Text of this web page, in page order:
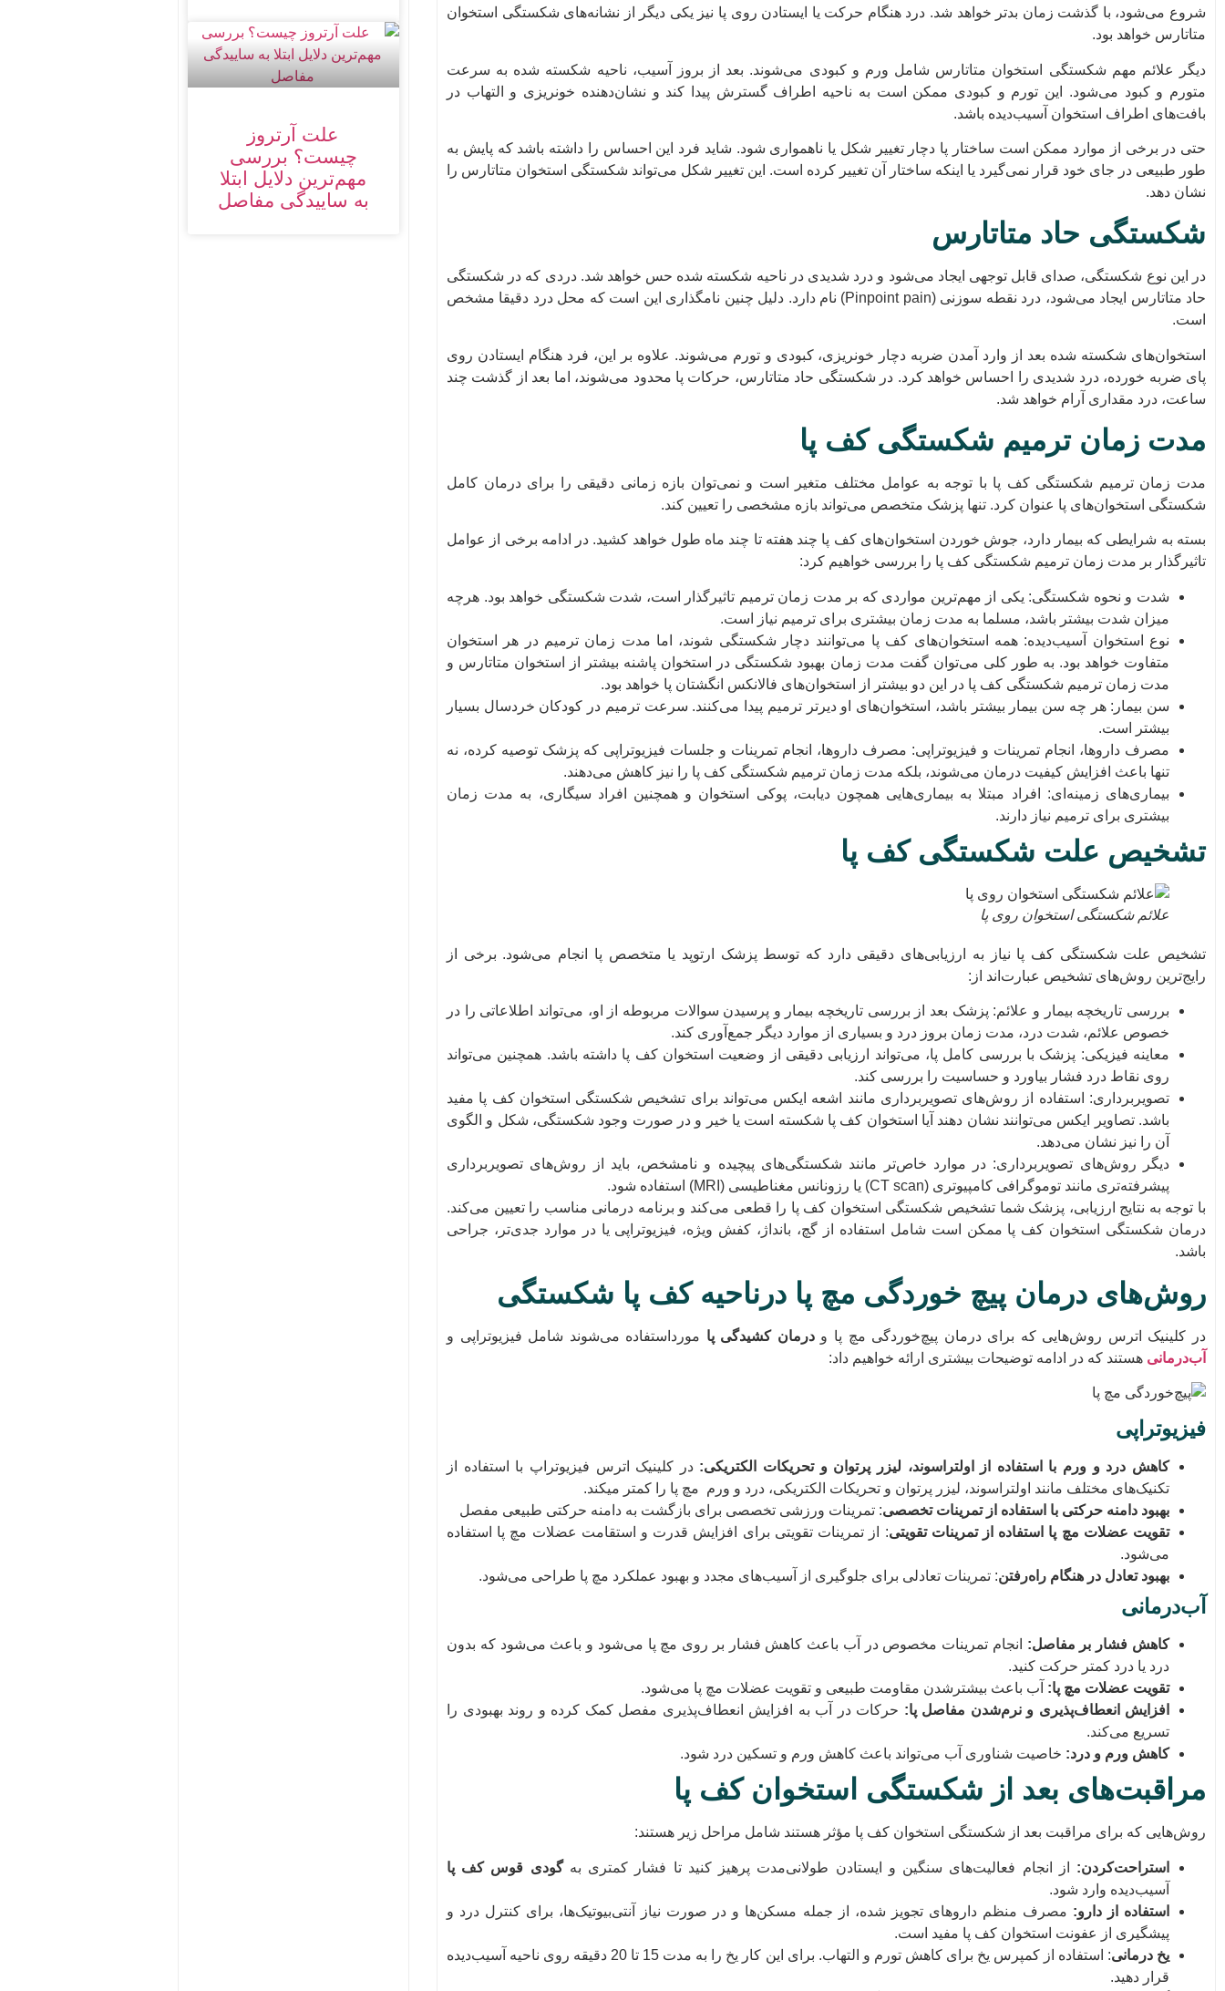
شروع می‌شود، با گذشت زمان بدتر خواهد شد. درد هنگام حرکت یا ایستادن روی پا نیز یکی دیگر از نشانه‌های شکستگی استخوان
متاتارس خواهد بود.
دیگر علائم مهم شکستگی استخوان متاتارس شامل ورم و کبودی می‌شوند. بعد از بروز آسیب، ناحیه شکسته شده به سرعت
متورم و کبود می‌شود. این تورم و کبودی ممکن است به ناحیه اطراف گسترش پیدا کند و نشان‌دهنده خونریزی و التهاب در
بافت‌های اطراف استخوان آسیب‌دیده باشد.
حتی در برخی از موارد ممکن است ساختار پا دچار تغییر شکل یا ناهمواری شود. شاید فرد این احساس را داشته باشد که پایش به
طور طبیعی در جای خود قرار نمی‌گیرد یا اینکه ساختار آن تغییر کرده است. این تغییر شکل می‌تواند شکستگی استخوان متاتارس را
نشان دهد.
شکستگی حاد متاتارس
در این نوع شکستگی، صدای قابل توجهی ایجاد می‌شود و درد شدیدی در ناحیه شکسته شده حس خواهد شد. دردی که در شکستگی
حاد متاتارس ایجاد می‌شود، درد نقطه سوزنی (Pinpoint pain) نام دارد. دلیل چنین نامگذاری این است که محل درد دقیقا مشخص
است.
استخوان‌های شکسته شده بعد از وارد آمدن ضربه دچار خونریزی، کبودی و تورم می‌شوند. علاوه بر این، فرد هنگام ایستادن روی
پای ضربه خورده، درد شدیدی را احساس خواهد کرد. در شکستگی حاد متاتارس، حرکات پا محدود می‌شوند، اما بعد از گذشت چند
ساعت، درد مقداری آرام خواهد شد.
مدت زمان ترمیم شکستگی کف پا
مدت زمان ترمیم شکستگی کف پا با توجه به عوامل مختلف متغیر است و نمی‌توان بازه زمانی دقیقی را برای درمان کامل
شکستگی استخوان‌های پا عنوان کرد. تنها پزشک متخصص می‌تواند بازه مشخصی را تعیین کند.
بسته به شرایطی که بیمار دارد، جوش خوردن استخوان‌های کف پا چند هفته تا چند ماه طول خواهد کشید. در ادامه برخی از عوامل
تاثیرگذار بر مدت زمان ترمیم شکستگی کف پا را بررسی خواهیم کرد:
شدت و نحوه شکستگی: یکی از مهم‌ترین مواردی که بر مدت زمان ترمیم تاثیرگذار است، شدت شکستگی خواهد بود. هرچه
میزان شدت بیشتر باشد، مسلما به مدت زمان بیشتری برای ترمیم نیاز است.
نوع استخوان آسیب‌دیده: همه استخوان‌های کف پا می‌توانند دچار شکستگی شوند، اما مدت زمان ترمیم در هر استخوان
متفاوت خواهد بود. به طور کلی می‌توان گفت مدت زمان بهبود شکستگی در استخوان پاشنه بیشتر از استخوان متاتارس و
مدت زمان ترمیم شکستگی کف پا در این دو بیشتر از استخوان‌های فالانکس انگشتان پا خواهد بود.
سن بیمار: هر چه سن بیمار بیشتر باشد، استخوان‌های او دیرتر ترمیم پیدا می‌کنند. سرعت ترمیم در کودکان خردسال بسیار
بیشتر است.
مصرف داروها، انجام تمرینات و فیزیوتراپی: مصرف داروها، انجام تمرینات و جلسات فیزیوتراپی که پزشک توصیه کرده، نه
تنها باعث افزایش کیفیت درمان می‌شوند، بلکه مدت زمان ترمیم شکستگی کف پا را نیز کاهش می‌دهند.
بیماری‌های زمینه‌ای: افراد مبتلا به بیماری‌هایی همچون دیابت، پوکی استخوان و همچنین افراد سیگاری، به مدت زمان
بیشتری برای ترمیم نیاز دارند.
تشخیص علت شکستگی کف پا
علائم شکستگی استخوان روی پا
تشخیص علت شکستگی کف پا نیاز به ارزیابی‌های دقیقی دارد که توسط پزشک ارتوپد یا متخصص پا انجام می‌شود. برخی از
رایج‌ترین روش‌های تشخیص عبارت‌اند از:
بررسی تاریخچه بیمار و علائم: پزشک بعد از بررسی تاریخچه بیمار و پرسیدن سوالات مربوطه از او، می‌تواند اطلاعاتی را در
خصوص علائم، شدت درد، مدت زمان بروز درد و بسیاری از موارد دیگر جمع‌آوری کند.
معاینه فیزیکی: پزشک با بررسی کامل پا، می‌تواند ارزیابی دقیقی از وضعیت استخوان کف پا داشته باشد. همچنین می‌تواند
روی نقاط درد فشار بیاورد و حساسیت را بررسی کند.
تصویربرداری: استفاده از روش‌های تصویربرداری مانند اشعه ایکس می‌تواند برای تشخیص شکستگی استخوان کف پا مفید
باشد. تصاویر ایکس می‌توانند نشان دهند آیا استخوان کف پا شکسته است یا خیر و در صورت وجود شکستگی، شکل و الگوی
آن را نیز نشان می‌دهد.
دیگر روش‌های تصویربرداری: در موارد خاص‌تر مانند شکستگی‌های پیچیده و نامشخص، باید از روش‌های تصویربرداری
پیشرفته‌تری مانند توموگرافی کامپیوتری (CT scan) یا رزونانس مغناطیسی (MRI) استفاده شود.
با توجه به نتایج ارزیابی، پزشک شما تشخیص شکستگی استخوان کف پا را قطعی می‌کند و برنامه درمانی مناسب را تعیین می‌کند.
درمان شکستگی استخوان کف پا ممکن است شامل استفاده از گچ، بانداژ، کفش ویژه، فیزیوتراپی یا در موارد جدی‌تر، جراحی
باشد.
روش‌های درمان پیچ خوردگی مچ پا درناحیه کف پا شکستگی
در کلینیک اترس روش‌هایی که برای درمان پیچ‌خوردگی مچ پا ودرمان کشیدگی پا مورداستفاده می‌شوند شامل فیزیوتراپی و
آب‌درمانی هستند که در ادامه توضیحات بیشتری ارائه خواهیم داد:
فیزیوتراپی
کاهش درد و ورم با استفاده از اولتراسوند، لیزر پرتوان و تحریکات الکتریکی: در کلینیک اترس فیزیوتراپ با استفاده از
تکنیک‌های مختلف مانند اولتراسوند، لیزر پرتوان و تحریکات الکتریکی، درد و ورم مچ پا را کمتر میکند.
بهبود دامنه حرکتی با استفاده از تمرینات تخصصی: تمرینات ورزشی تخصصی برای بازگشت به دامنه حرکتی طبیعی مفصل
تقویت عضلات مچ پا استفاده از تمرینات تقویتی: از تمرینات تقویتی برای افزایش قدرت و استقامت عضلات مچ پا استفاده
می‌شود.
بهبود تعادل در هنگام راه‌رفتن: تمرینات تعادلی برای جلوگیری از آسیب‌های مجدد و بهبود عملکرد مچ پا طراحی می‌شود.
آب‌درمانی
کاهش فشار بر مفاصل: انجام تمرینات مخصوص در آب باعث کاهش فشار بر روی مچ پا می‌شود و باعث می‌شود که بدون
درد یا درد کمتر حرکت کنید.
تقویت عضلات مچ پا: آب باعث بیشترشدن مقاومت طبیعی و تقویت عضلات مچ پا می‌شود.
افزایش انعطاف‌پذیری و نرم‌شدن مفاصل پا: حرکات در آب به افزایش انعطاف‌پذیری مفصل کمک کرده و روند بهبودی را
تسریع می‌کند.
کاهش ورم و درد: خاصیت شناوری آب می‌تواند باعث کاهش ورم و تسکین درد شود.
مراقبت‌های بعد از شکستگی استخوان کف پا
روش‌هایی که برای مراقبت بعد از شکستگی استخوان کف پا مؤثر هستند شامل مراحل زیر هستند:
استراحت‌کردن: از انجام فعالیت‌های سنگین و ایستادن طولانی‌مدت پرهیز کنید تا فشار کمتری بهگودی قوس کف پا
آسیب‌دیده وارد شود.
استفاده از دارو: مصرف منظم داروهای تجویز شده، از جمله مسکن‌ها و در صورت نیاز آنتی‌بیوتیک‌ها، برای کنترل درد و
پیشگیری از عفونت استخوان کف پا مفید است.
یخ درمانی
: استفاده از کمپرس یخ برای کاهش تورم و التهاب. برای این کار یخ را به مدت 15 تا 20 دقیقه روی ناحیه آسیب‌دیده
قرار دهید.
علت آرتروز
چیست؟ بررسی
مهم‌ترین دلایل ابتلا
به ساییدگی مفاصل